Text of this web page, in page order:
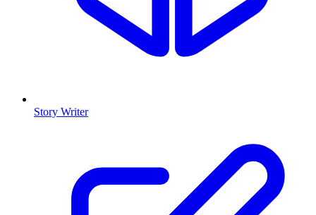
Story Writer